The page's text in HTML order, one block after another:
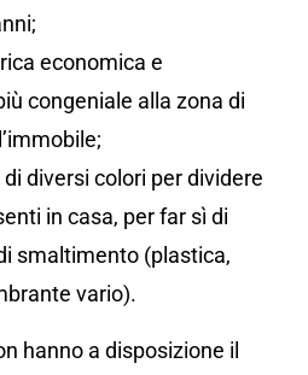
economica e
congeniale alla zona di
diversi colori per dividere
in casa, per far sì di
smaltimento (plastica,
vario).
hanno a disposizione il